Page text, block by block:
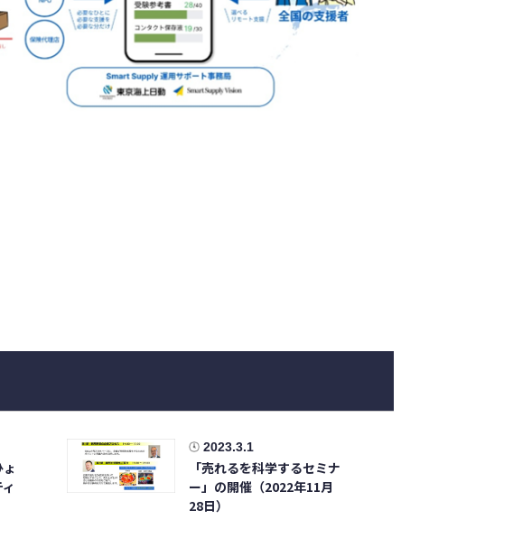
2023.3.1
「売れるを科学するセミナ
ー」の開催（2022年11月
28日）